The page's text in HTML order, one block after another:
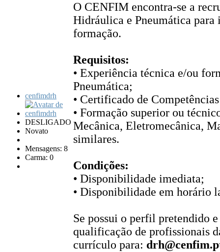
cenfimdrh
DESLIGADO
Novato
Mensagens: 8
Carma: 0
O CENFIM encontra-se a
Hidráulica e Pneumática para
formação.
Requisitos:
• Experiência técnica e/ou
Pneumática;
• Certificado de
• Formação superior ou
Mecânica, Eletromecânica,
similares.
Condições:
• Disponibilidade imediata;
• Disponibilidade em horário
Se possui o perfil pretendido
qualificação de profissionais
currículo para: